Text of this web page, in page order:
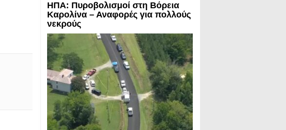
ΗΠΑ: Πυροβολισμοί στη Βόρεια
Καρολίνα – Αναφορές για πολλούς
νεκρούς